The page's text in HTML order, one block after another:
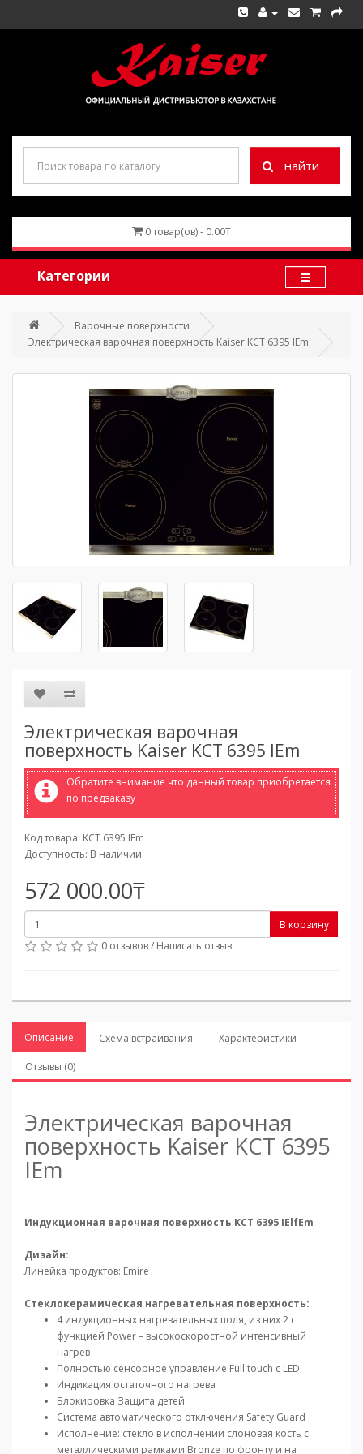
найти
0 товар(ов) - 0.00₸
Категории
Варочные поверхности
Электрическая варочная поверхность Kaiser KCT 6395 IEm
Электрическая варочная
поверхность Kaiser KCT 6395 IEm
Обратите внимание что данный товар приобретается
по предзаказу
Код товара: KCT 6395 IEm
Доступность: В наличии
572 000.00₸
В корзину
0 отзывов/ Написать отзыв
Описание Схема встраивания Характеристики
Отзывы (0)
Электрическая варочная
поверхность Kaiser KCT 6395
IEm
Индукционная варочная поверхность KCT 6395 IElfEm
Дизайн:
Линейка продуктов: Emire
Стеклокерамическая нагревательная поверхность:
4 индукционных нагревательных поля, из них 2 с
функцией Power – высокоскоростной интенсивный
нагрев
Полностью сенсорное управление Full touch с LED
Индикация остаточного нагрева
Блокировка Защита детей
Система автоматического отключения Safety Guard
Исполнение: стекло в исполнении слоновая кость с
металлическими рамками Bronze по фронту и на